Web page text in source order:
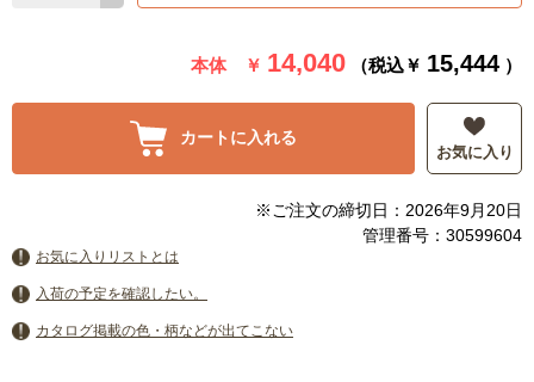
本体 ￥ 14,040 （税込￥ 15,444 ）
カートに入れる
お気に入り
※ご注文の締切日：2026年9月20日
管理番号：30599604
お気に入りリストとは
入荷の予定を確認したい。
カタログ掲載の色・柄などが出てこない